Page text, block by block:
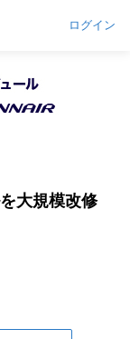
ログイン
を大規模改修